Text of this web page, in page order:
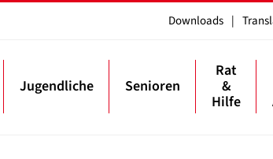
Downloads |
Jugendliche Senioren
Rat
&
Hilfe